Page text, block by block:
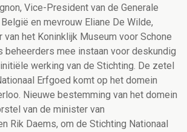
Vice-President van de Generale
en mevrouw Eliane De Wilde,
van het Koninklijk Museum voor Schone
beheerders mee instaan voor deskundig
werking van de Stichting. De zetel
Erfgoed komt op het domein
Nieuwe bestemming van het domein
van de minister van
Rik Daems, om de Stichting Nationaal